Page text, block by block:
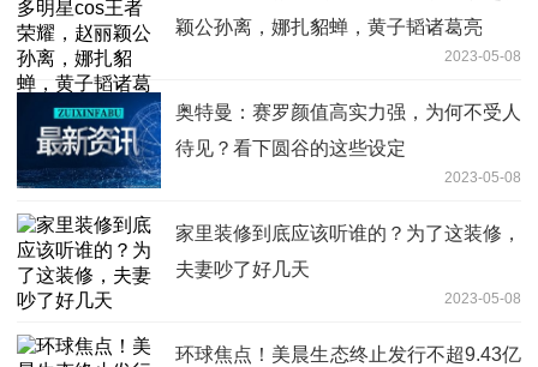
颖公孙离，娜扎貂蝉，黄子韬诸葛亮
2023-05-08
奥特曼：赛罗颜值高实力强，为何不受人
待见？看下圆谷的这些设定
2023-05-08
家里装修到底应该听谁的？为了这装修，
夫妻吵了好几天
2023-05-08
环球焦点！美晨生态终止发行不超9.43亿